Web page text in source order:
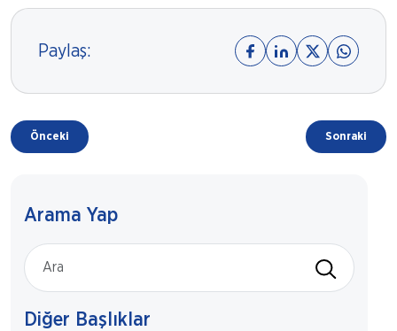
Paylaş:
Önceki Sonraki
Arama Yap
Diğer Başlıklar